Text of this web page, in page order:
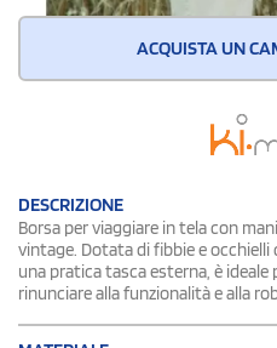
ACQUISTA UN
DESCRIZIONE
Borsa per viaggiare in tela con
vintage. Dotata di fibbie e
una pratica tasca esterna, è
rinunciare alla funzionalità e alla